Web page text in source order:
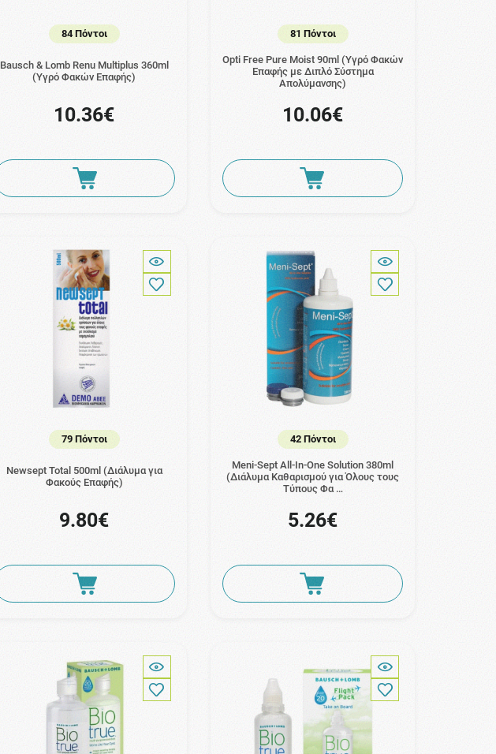
84 Πόντοι
Bausch & Lomb Renu Multiplus 360ml
(Υγρό Φακών Επαφής)
10.36€
81 Πόντοι
Opti Free Pure Moist 90ml (Υγρό Φακών
Επαφής με Διπλό Σύστημα
Απολύμανσης)
10.06€
79 Πόντοι
Newsept Total 500ml (Διάλυμα για
Φακούς Επαφής)
9.80€
42 Πόντοι
Meni-Sept All-In-One Solution 380ml
(Διάλυμα Καθαρισμού για Όλους τους
Τύπους Φα …
5.26€